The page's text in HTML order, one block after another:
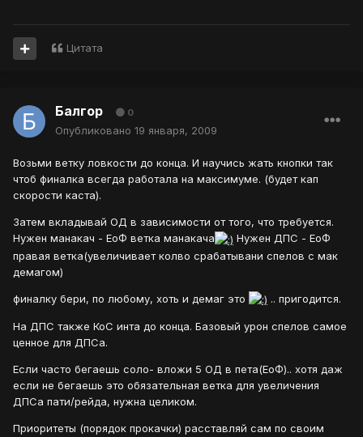
Цитата
Балгор 0
Опубликовано 19 января, 2009
Возьми ветку ловкости до конца. И научись жать кнопки так
чтоб финалка всегда работала на максимуме. (будет кап
скорости каста).
Затем вкладывай ОД в зависимости от того, что требуется.
Нужен манакач - ЕоФ ветка манакача
Нужен ДПС - ЕоФ
правая ветка(увеличивает колво срабатывани спелов с мак
демагом)
финалку бери, по любому, хоть и демаг это .. пригодится.
На ДПС также КоС инта до конца. Базовый урон спелов самое
ценное для ДПСа.
Если часто бегаешь соло- вложи 5 ОД в пета(ЕоФ).. хотя даж
если не бегаешь это обязательная ветка для увеличения
ДПСа пати/рейда, нужна целиком.
Приоритеты (порядок прокачки) расставляй сам по своим